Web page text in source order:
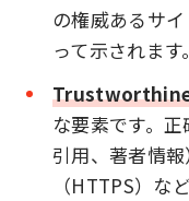
の権威あるサ
って示されます。
な要素です。
引用、著者情
（HTTPS）な